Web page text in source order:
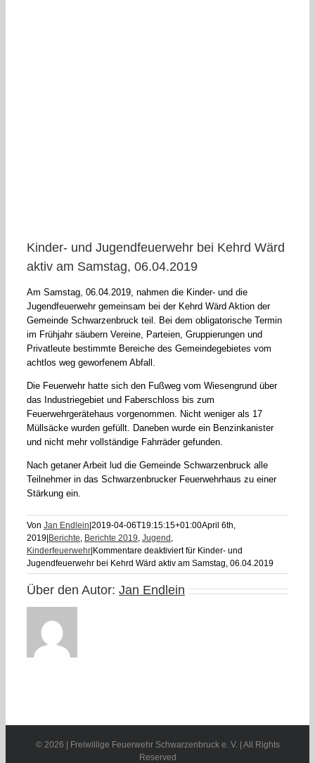
Kinder- und Jugendfeuerwehr bei Kehrd Wärd
aktiv am Samstag, 06.04.2019
Am Samstag, 06.04.2019, nahmen die Kinder- und die
Jugendfeuerwehr gemeinsam bei der Kehrd Wärd Aktion der
Gemeinde Schwarzenbruck teil. Bei dem obligatorische Termin
im Frühjahr säubern Vereine, Parteien, Gruppierungen und
Privatleute bestimmte Bereiche des Gemeindegebietes vom
achtlos weg geworfenem Abfall.
Die Feuerwehr hatte sich den Fußweg vom Wiesengrund über
das Industriegebiet und Faberschloss bis zum
Feuerwehrgerätehaus vorgenommen. Nicht weniger als 17
Müllsäcke wurden gefüllt. Daneben wurde ein Benzinkanister
und nicht mehr vollständige Fahrräder gefunden.
Nach getaner Arbeit lud die Gemeinde Schwarzenbruck alle
Teilnehmer in das Schwarzenbrucker Feuerwehrhaus zu einer
Stärkung ein.
Von Jan Endlein 2019-04-06T19:15:15+01:00April 6th,
2019 Berichte, Berichte 2019, Jugend ,
Kinderfeuerwehr Kommentare deaktiviertfür Kinder- und
Jugendfeuerwehr bei Kehrd Wärd aktiv am Samstag, 06.04.2019
Über den Autor: Jan Endlein
© 2026 | Freiwillige Feuerwehr Schwarzenbruck e. V. | All Rights
Reserved